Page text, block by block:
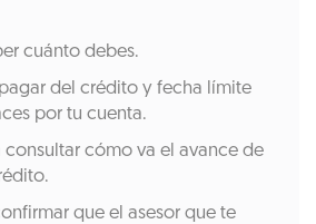
cuánto debes.
del crédito y fecha límite
por tu cuenta.
consultar cómo va el avance de
que el asesor que te